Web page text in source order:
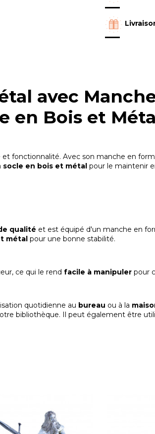
avec
en Bois et
et fonctionnalité. Avec son manche en
socle en bois et métalpour le maintenir
qualité et est équipé d'un manche en
métal pour une bonne stabilité.
ce qui le rend facile à manipuler pour
quotidienne au bureau ou à la
bibliothèque. Il peut également être